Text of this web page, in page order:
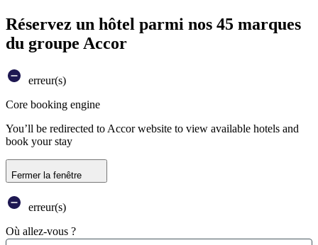
Réservez un hôtel parmi nos 45 marques
du groupe Accor
erreur(s)
Core booking engine
You’ll be redirected to Accor website to view available hotels and
book your stay
Fermer la fenêtre
erreur(s)
Où allez-vous ?